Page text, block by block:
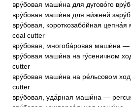
вру́бовая маши́на для дугово́го
вру́бовая маши́на для ни́жней
вру́бовая, короткозабо́йная
coal cutter
вру́бовая, многоба́ровая маши́на —
вру́бовая маши́на на гу́сеничном
cutter
вру́бовая маши́на на ре́льсовом
cutter
вру́бовая, уда́рная маши́на —